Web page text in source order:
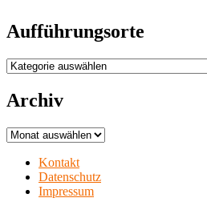
Aufführungsorte
Aufführungsorte
Archiv
Archiv
Kontakt
Datenschutz
Impressum